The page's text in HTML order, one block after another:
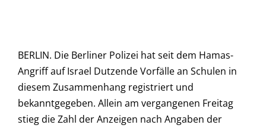
BERLIN. Die Berliner Polizei hat seit dem Hamas-
Angriff auf Israel Dutzende Vorfälle an Schulen in
diesem Zusammenhang registriert und
bekanntgegeben. Allein am vergangenen Freitag
stieg die Zahl der Anzeigen nach Angaben der